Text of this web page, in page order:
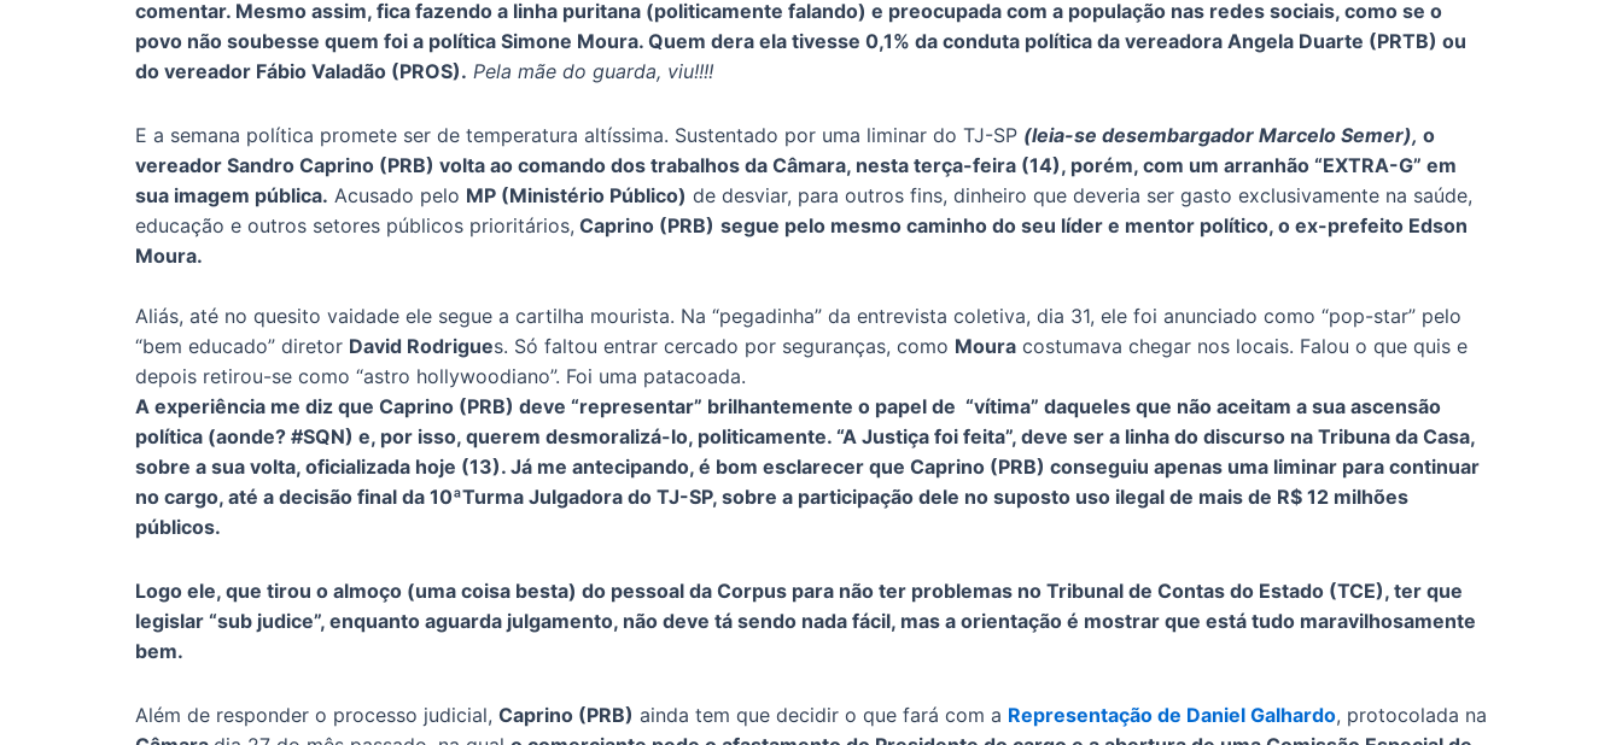
comentar. Mesmo assim, fica fazendo a linha puritana (politicamente falando) e preocupada com a população nas redes sociais, como se o
povo não soubesse quem foi a política Simone Moura. Quem dera ela tivesse 0,1% da conduta política da vereadora Angela Duarte (PRTB) ou
do vereador Fábio Valadão (PROS). Pela mãe do guarda, viu!!!!
E a semana política promete ser de temperatura altíssima. Sustentado por uma liminar do TJ-SP (leia-se desembargador Marcelo Semer), o
vereador Sandro Caprino (PRB) volta ao comando dos trabalhos da Câmara, nesta terça-feira (14), porém, com um arranhão “EXTRA-G” em
sua imagem pública. Acusado pelo MP (Ministério Público) de desviar, para outros fins, dinheiro que deveria ser gasto exclusivamente na saúde,
educação e outros setores públicos prioritários, Caprino (PRB) segue pelo mesmo caminho do seu líder e mentor político, o ex-prefeito Edson
Moura.
Aliás, até no quesito vaidade ele segue a cartilha mourista. Na “pegadinha” da entrevista coletiva, dia 31, ele foi anunciado como “pop-star” pelo
“bem educado” diretor David Rodrigues. Só faltou entrar cercado por seguranças, como Moura costumava chegar nos locais. Falou o que quis e
depois retirou-se como “astro hollywoodiano”. Foi uma patacoada.
A experiência me diz que Caprino (PRB) deve “representar” brilhantemente o papel de “vítima” daqueles que não aceitam a sua ascensão
política (aonde? #SQN) e, por isso, querem desmoralizá-lo, politicamente. “A Justiça foi feita”, deve ser a linha do discurso na Tribuna da Casa,
sobre a sua volta, oficializada hoje (13). Já me antecipando, é bom esclarecer que Caprino (PRB) conseguiu apenas uma liminar para continuar
no cargo, até a decisão final da 10ªTurma Julgadora do TJ-SP, sobre a participação dele no suposto uso ilegal de mais de R$ 12 milhões
públicos.
Logo ele, que tirou o almoço (uma coisa besta) do pessoal da Corpus para não ter problemas no Tribunal de Contas do Estado (TCE), ter que
legislar “sub judice”, enquanto aguarda julgamento, não deve tá sendo nada fácil, mas a orientação é mostrar que está tudo maravilhosamente
bem.
Além de responder o processo judicial, Caprino (PRB) ainda tem que decidir o que fará com a Representação de Daniel Galhardo, protocolada na